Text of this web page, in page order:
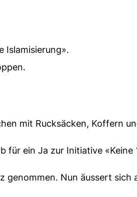
Islamisierung».
mit Rucksäcken, Koffern
für ein Ja zur Initiative «Keine
genommen. Nun äussert sich